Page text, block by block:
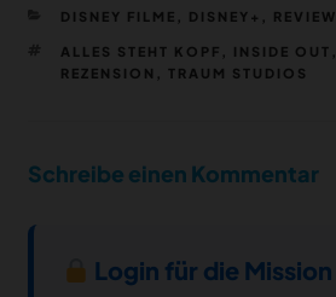
KATEGORIEN
DISNEY FILME DISNEY+
SCHLAGWÖRTER
ALLES STEHT KOPF INSIDE OUT
REZENSION
TRAUM STUDIOS
Schreibe einen Kommentar
Login für die